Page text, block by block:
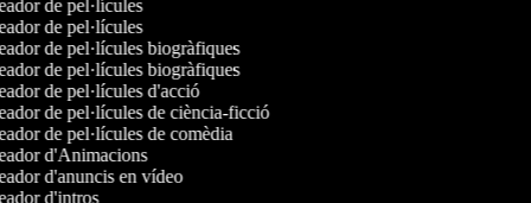
de pel·lícules
de pel·lícules
de pel·lícules biogràfiques
de pel·lícules biogràfiques
de pel·lícules d'acció
de pel·lícules de ciència-ficció
de pel·lícules de comèdia
d'Animacions
d'anuncis en vídeo
d'intros